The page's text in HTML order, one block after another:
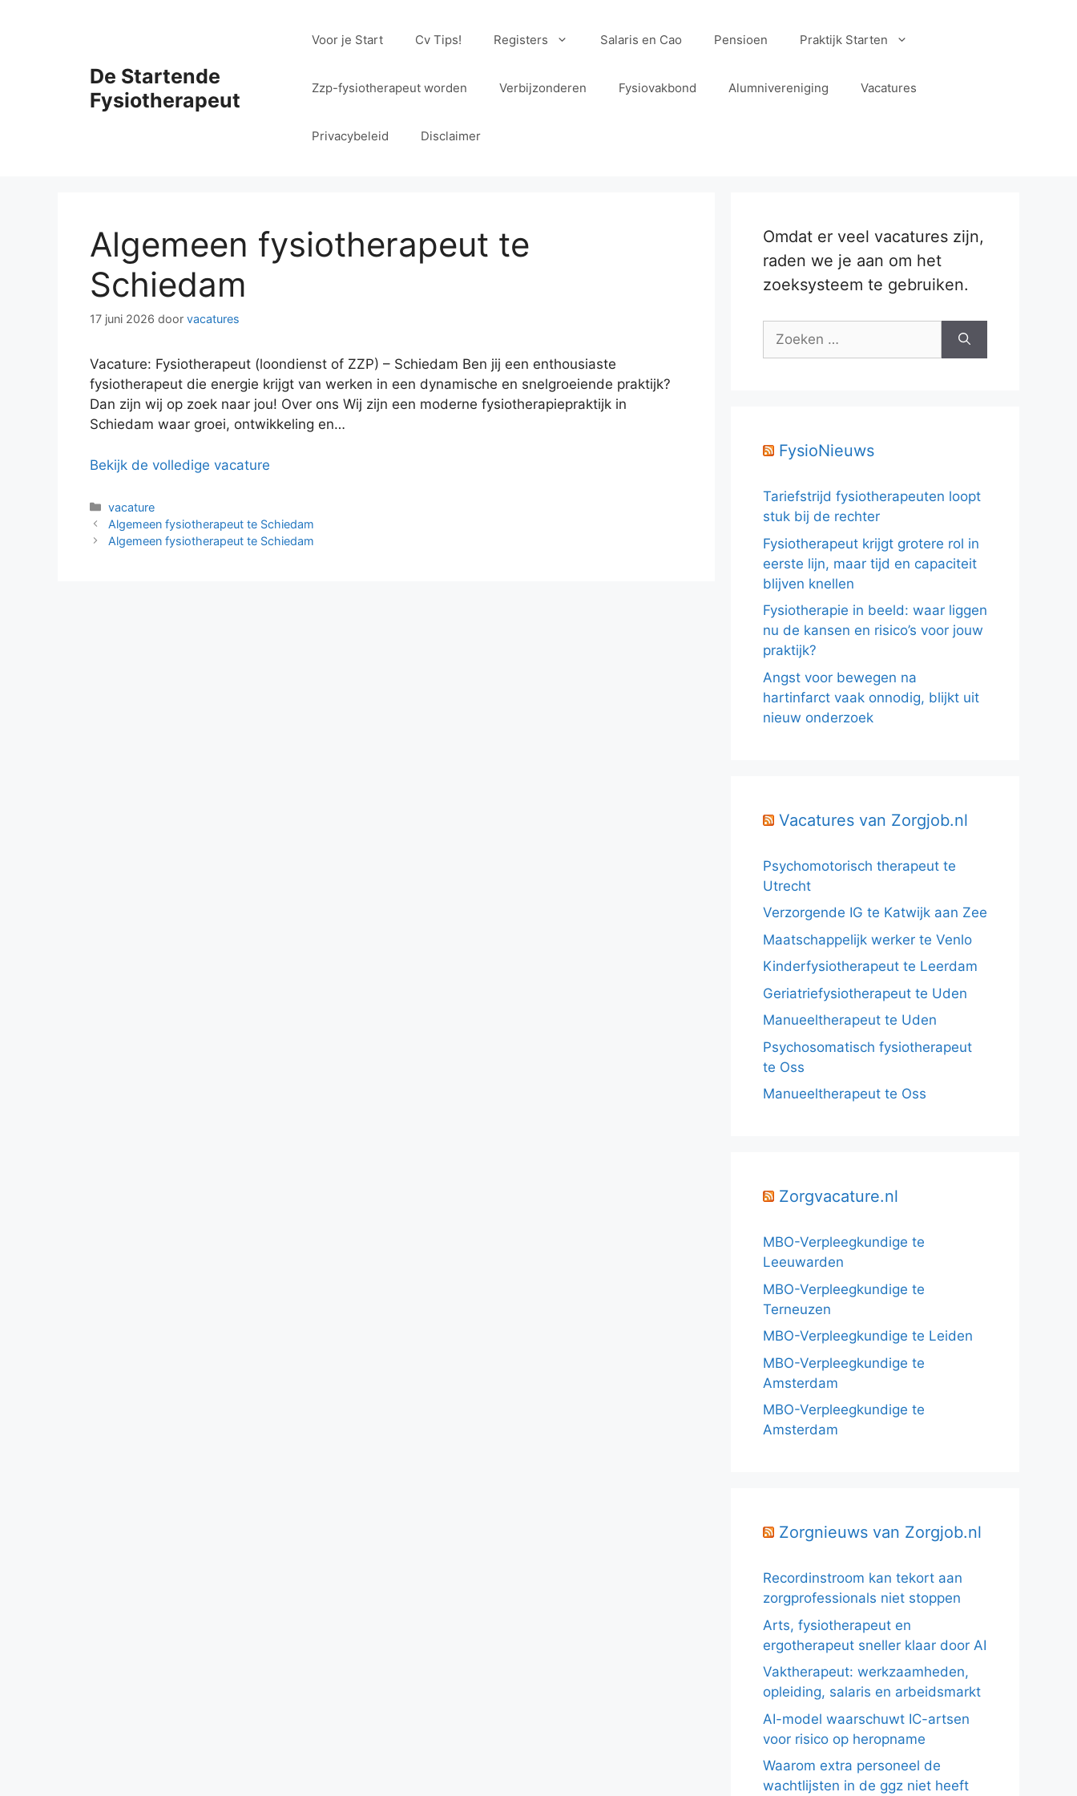
De Startende
Fysiotherapeut
Voor je Start Cv Tips! Registers Salaris en Cao Pensioen Praktijk Starten
Zzp-fysiotherapeut worden Verbijzonderen Fysiovakbond Alumnivereniging Vacatures
Privacybeleid Disclaimer
Algemeen fysiotherapeut te
Schiedam
17 juni 2026 door vacatures
Vacature: Fysiotherapeut (loondienst of ZZP) – Schiedam Ben jij een enthousiaste
fysiotherapeut die energie krijgt van werken in een dynamische en snelgroeiende praktijk?
Dan zijn wij op zoek naar jou! Over ons Wij zijn een moderne fysiotherapiepraktijk in
Schiedam waar groei, ontwikkeling en…
Bekijk de volledige vacature
Categorieën
vacature
Algemeen fysiotherapeut te Schiedam
Algemeen fysiotherapeut te Schiedam
Omdat er veel vacatures zijn,
raden we je aan om het
zoeksysteem te gebruiken.
Zoek
FysioNieuws
Tariefstrijd fysiotherapeuten loopt
stuk bij de rechter
Fysiotherapeut krijgt grotere rol in
eerste lijn, maar tijd en capaciteit
blijven knellen
Fysiotherapie in beeld: waar liggen
nu de kansen en risico’s voor jouw
praktijk?
Angst voor bewegen na
hartinfarct vaak onnodig, blijkt uit
nieuw onderzoek
Vacatures van Zorgjob.nl
Psychomotorisch therapeut te
Utrecht
Verzorgende IG te Katwijk aan Zee
Maatschappelijk werker te Venlo
Kinderfysiotherapeut te Leerdam
Geriatriefysiotherapeut te Uden
Manueeltherapeut te Uden
Psychosomatisch fysiotherapeut
te Oss
Manueeltherapeut te Oss
Zorgvacature.nl
MBO-Verpleegkundige te
Leeuwarden
MBO-Verpleegkundige te
Terneuzen
MBO-Verpleegkundige te Leiden
MBO-Verpleegkundige te
Amsterdam
MBO-Verpleegkundige te
Amsterdam
Zorgnieuws van Zorgjob.nl
Recordinstroom kan tekort aan
zorgprofessionals niet stoppen
Arts, fysiotherapeut en
ergotherapeut sneller klaar door AI
Vaktherapeut: werkzaamheden,
opleiding, salaris en arbeidsmarkt
AI-model waarschuwt IC-artsen
voor risico op heropname
Waarom extra personeel de
wachtlijsten in de ggz niet heeft